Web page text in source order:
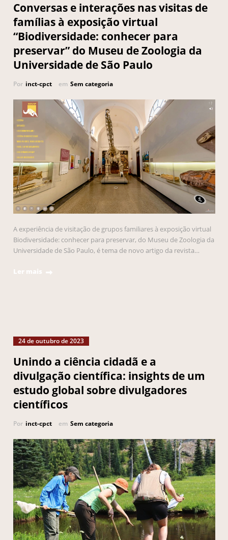
Conversas e interações nas visitas de
famílias à exposição virtual
“Biodiversidade: conhecer para
preservar” do Museu de Zoologia da
Universidade de São Paulo
Por inct-cpct em Sem categoria
A experiência de visitação de grupos familiares à exposição virtual
Biodiversidade: conhecer para preservar, do Museu de Zoologia da
Universidade de São Paulo, é tema de novo artigo da revista…
Ler mais
24 de outubro de 2023
Unindo a ciência cidadã e a
divulgação científica: insights de um
estudo global sobre divulgadores
científicos
Por inct-cpct em Sem categoria